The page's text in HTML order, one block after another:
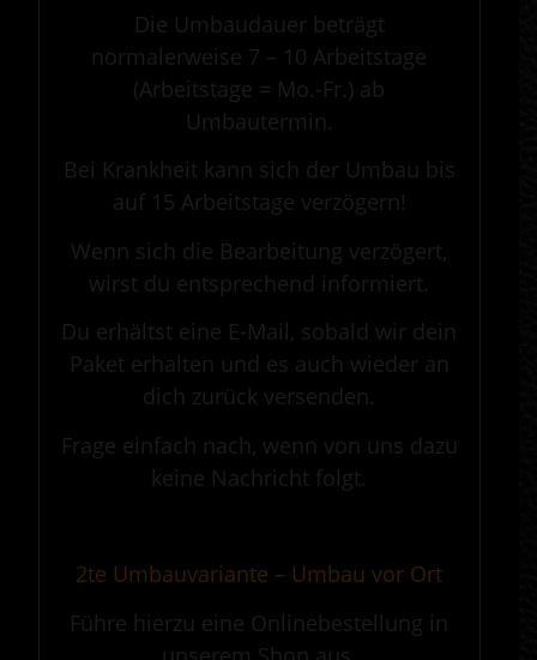
Die Umbaudauer beträgt
normalerweise 7 – 10 Arbeitstage
(Arbeitstage = Mo.-Fr.) ab
Umbautermin.
Bei Krankheit kann sich der Umbau bis
auf 15 Arbeitstage verzögern!
Wenn sich die Bearbeitung verzögert,
wirst du entsprechend informiert.
Du erhältst eine E-Mail, sobald wir dein
Paket erhalten und es auch wieder an
dich zurück versenden.
Frage einfach nach, wenn von uns dazu
keine Nachricht folgt.
2te Umbauvariante – Umbau vor Ort
Führe hierzu eine Onlinebestellung in